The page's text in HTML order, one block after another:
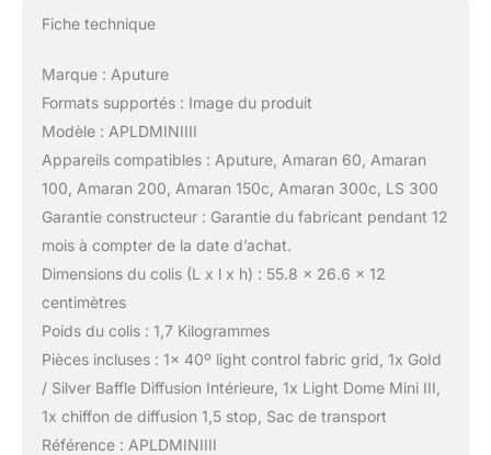
Fiche technique
Marque : Aputure
Formats supportés : Image du produit
Modèle : APLDMINIIII
Appareils compatibles : Aputure, Amaran 60, Amaran
100, Amaran 200, Amaran 150c, Amaran 300c, LS 300
Garantie constructeur : Garantie du fabricant pendant 12
mois à compter de la date d’achat.
Dimensions du colis (L x l x h) : 55.8 x 26.6 x 12
centimètres
Poids du colis : 1,7 Kilogrammes
Pièces incluses : 1x 40º light control fabric grid, 1x GoId
/ Silver Baffle Diffusion Intérieure, 1x Light Dome Mini III,
1x chiffon de diffusion 1,5 stop, Sac de transport
Référence : APLDMINIIII